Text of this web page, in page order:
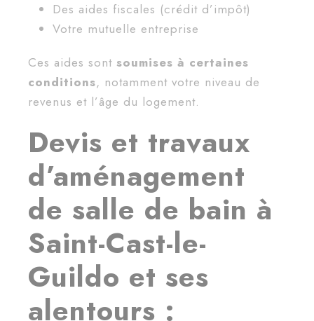
Des aides fiscales (crédit d’impôt)
Votre mutuelle entreprise
Ces aides sont soumises à certaines
conditions, notamment votre niveau de
revenus et l’âge du logement.
Devis et travaux
d’aménagement
de salle de bain à
Saint-Cast-le-
Guildo et ses
alentours :